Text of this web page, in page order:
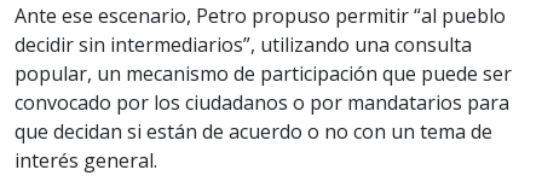
Ante ese escenario, Petro propuso permitir “al pueblo
decidir sin intermediarios”, utilizando una consulta
popular, un mecanismo de participación que puede ser
convocado por los ciudadanos o por mandatarios para
que decidan si están de acuerdo o no con un tema de
interés general.